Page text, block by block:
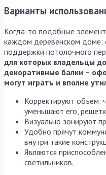
Варианты
Когда-то подобные
каждом деревенском доме:
поддержки потолочного
для которых владельцы
декоративные балки –
могут играть и вполне
Корректируют объем:
уменьшают его,
Визуально зонируют
Удобно прячут
внутри такие
Являются
светильников.